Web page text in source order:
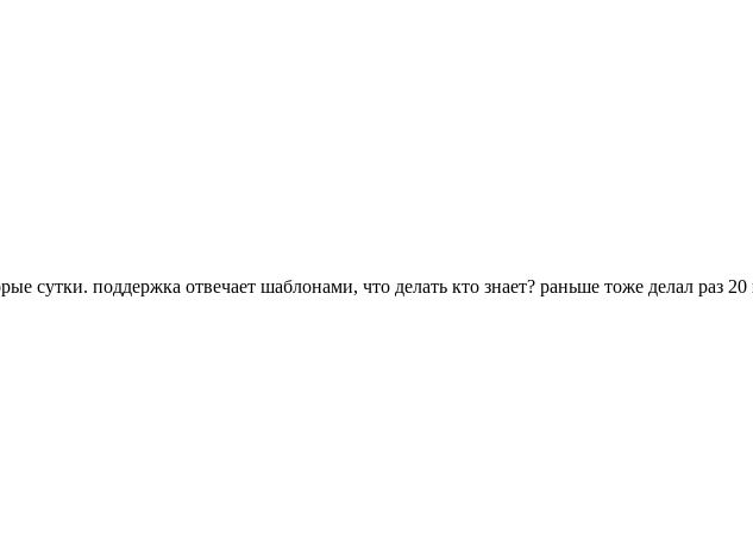
сутки. поддержка отвечает шаблонами, что делать кто знает? раньше тоже делал раз